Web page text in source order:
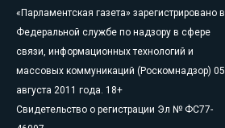
«Парламентская газета» зарегистрировано в
Федеральной службе по надзору в сфере
связи, информационных технологий и
массовых коммуникаций (Роскомнадзор) 05
августа 2011 года. 18+
Свидетельство о регистрации Эл № ФС77-